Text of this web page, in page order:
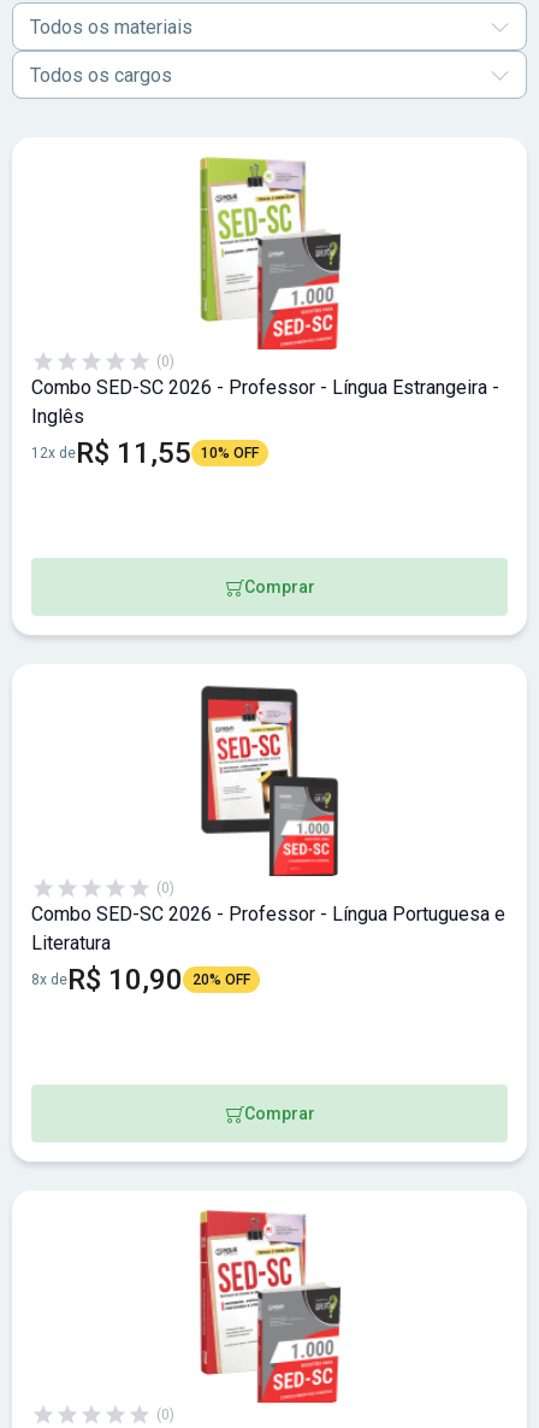
materiais preparatórios para o concurso SED SC!
Todos os materiais
Todos os cargos
(0)
Combo SED-SC 2026 - Professor - Língua Estrangeira -
Inglês
12x deR$ 11,55 10% OFF
Comprar
(0)
Combo SED-SC 2026 - Professor - Língua Portuguesa e
Literatura
8x deR$ 10,90 20% OFF
Comprar
(0)